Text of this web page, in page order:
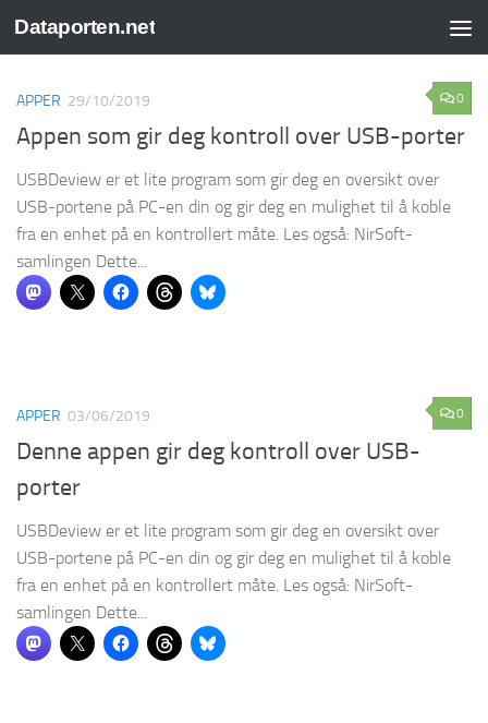
Skip to content
Dataporten.net
0
APPER 29/10/2019
Appen som gir deg kontroll over USB-porter
USBDeview er et lite program som gir deg en oversikt over
USB-portene på PC-en din og gir deg en mulighet til å koble
fra en enhet på en kontrollert måte. Les også: NirSoft-
samlingen Dette...
0
APPER 03/06/2019
Denne appen gir deg kontroll over USB-
porter
USBDeview er et lite program som gir deg en oversikt over
USB-portene på PC-en din og gir deg en mulighet til å koble
fra en enhet på en kontrollert måte. Les også: NirSoft-
samlingen Dette...